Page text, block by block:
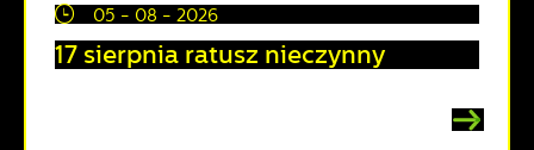
05 - 08 - 2026
17 sierpnia ratusz nieczynny